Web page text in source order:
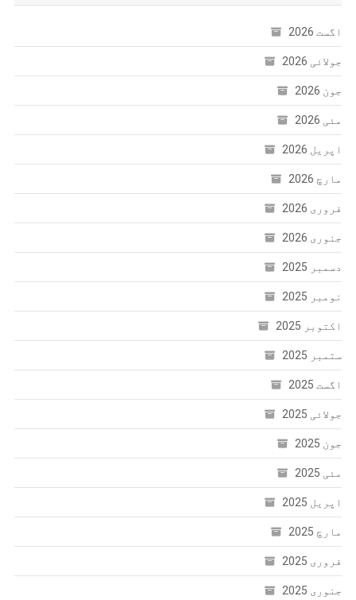
اگست 2026
جولائی 2026
جون 2026
مئی 2026
اپریل 2026
مارچ 2026
فروری 2026
جنوری 2026
دسمبر 2025
نومبر 2025
اکتوبر 2025
ستمبر 2025
اگست 2025
جولائی 2025
جون 2025
مئی 2025
اپریل 2025
مارچ 2025
فروری 2025
جنوری 2025